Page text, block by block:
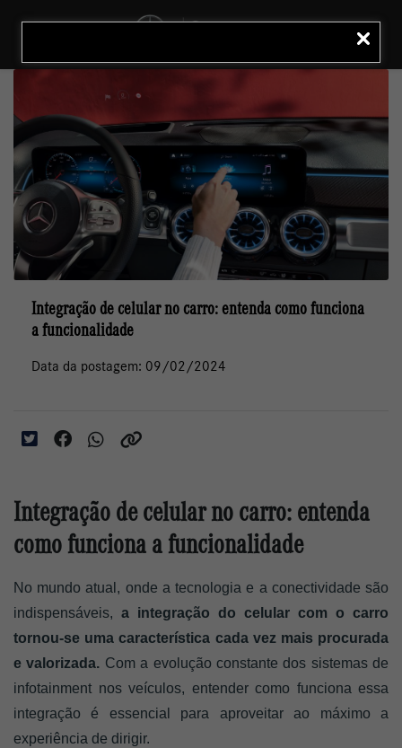
LIGAR
Integração de celular no carro: entenda como funciona
a funcionalidade
Data da postagem: 09/02/2024
Integração de celular no carro: entenda
como funciona a funcionalidade
No mundo atual, onde a tecnologia e a conectividade são
indispensáveis, a integração do celular com o carro
tornou-se uma característica cada vez mais procurada
e valorizada. Com a evolução constante dos sistemas de
infotainment nos veículos, entender como funciona essa
integração é essencial para aproveitar ao máximo a
experiência de dirigir.